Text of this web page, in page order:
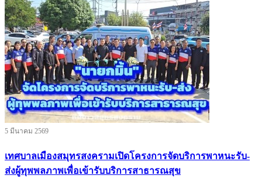
5 มีนาคม 2569
เทศบาลเมืองสมุทรสงครามเปิดโครงการจัดบริการพาหนะรับ-
ส่งผู้ทุพพลภาพเพื่อเข้ารับบริการสาธารณสุข